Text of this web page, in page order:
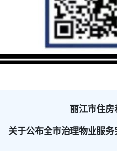
丽江市住
关于公布全市治理物业服